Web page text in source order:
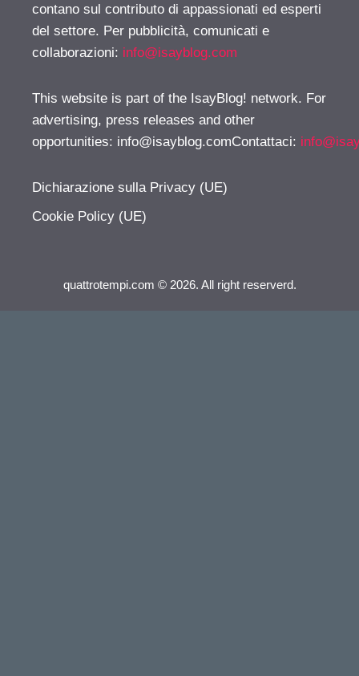
contano sul contributo di appassionati ed esperti
del settore. Per pubblicità, comunicati e
collaborazioni: info@isayblog.com
This website is part of the IsayBlog! network. For
advertising, press releases and other
opportunities: info@isayblog.comContattaci:
Dichiarazione sulla Privacy (UE)
Cookie Policy (UE)
quattrotempi.com © 2026. All right reserverd.